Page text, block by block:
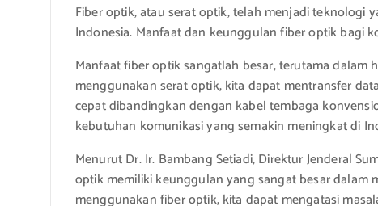
Fiber optik, atau serat optik, telah menjadi teknologi
Indonesia. Manfaat dan keunggulan fiber optik bagi
Manfaat fiber optik sangatlah besar, terutama dalam
menggunakan serat optik, kita dapat mentransfer
cepat dibandingkan dengan kabel tembaga
kebutuhan komunikasi yang semakin meningkat di
Menurut Dr. Ir. Bambang Setiadi, Direktur Jenderal
optik memiliki keunggulan yang sangat besar dalam
menggunakan fiber optik, kita dapat mengatasi